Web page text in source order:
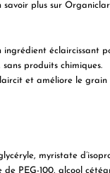
savoir plus sur
ingrédient éclaircissant
produits chimiques.
et améliore le
myristate
PEG-100, alcool